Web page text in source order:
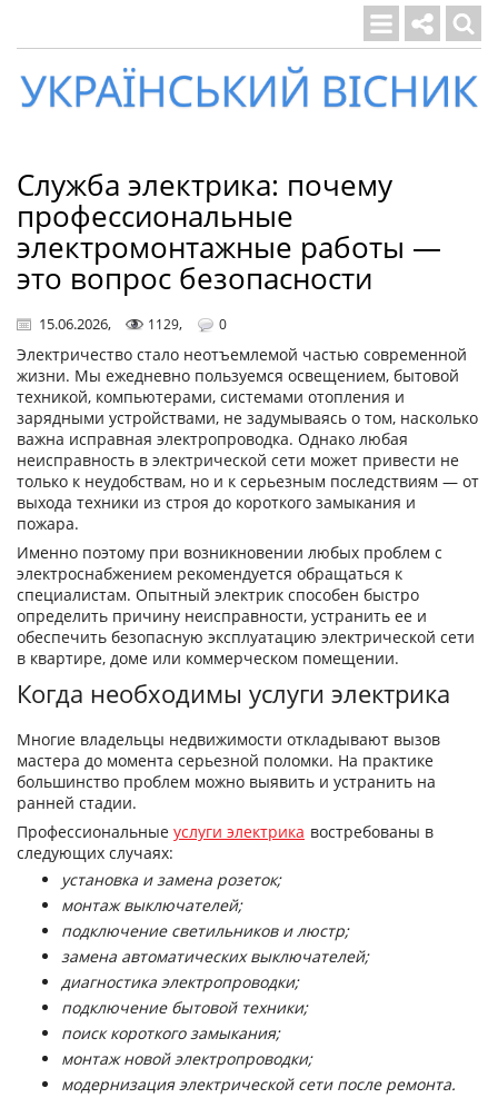
Український
вісник
Служба электрика: почему
профессиональные
электромонтажные работы —
это вопрос безопасности
15.06.2026, 1129, 0
Электричество стало неотъемлемой частью современной
жизни. Мы ежедневно пользуемся освещением, бытовой
техникой, компьютерами, системами отопления и
зарядными устройствами, не задумываясь о том, насколько
важна исправная электропроводка. Однако любая
неисправность в электрической сети может привести не
только к неудобствам, но и к серьезным последствиям — от
выхода техники из строя до короткого замыкания и
пожара.
Именно поэтому при возникновении любых проблем с
электроснабжением рекомендуется обращаться к
специалистам. Опытный электрик способен быстро
определить причину неисправности, устранить ее и
обеспечить безопасную эксплуатацию электрической сети
в квартире, доме или коммерческом помещении.
Когда необходимы услуги электрика
Многие владельцы недвижимости откладывают вызов
мастера до момента серьезной поломки. На практике
большинство проблем можно выявить и устранить на
ранней стадии.
Профессиональные услуги электрика востребованы в
следующих случаях:
установка и замена розеток;
монтаж выключателей;
подключение светильников и люстр;
замена автоматических выключателей;
диагностика электропроводки;
подключение бытовой техники;
поиск короткого замыкания;
монтаж новой электропроводки;
модернизация электрической сети после ремонта.